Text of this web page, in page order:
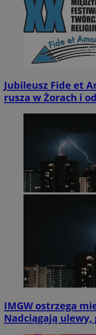
Jubileusz Fide et
rusza w Żorach i
IMGW ostrzega
Nadciągają